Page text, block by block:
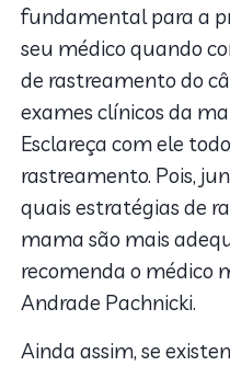
fundamental para a
seu médico quando
de rastreamento do
exames clínicos da
Esclareça com ele
rastreamento. Pois,
quais estratégias de
mama são mais
recomenda o médico
Andrade Pachnicki.
Ainda assim, se